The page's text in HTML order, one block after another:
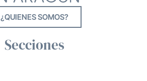
¿QUIENES SOMOS?
Secciones